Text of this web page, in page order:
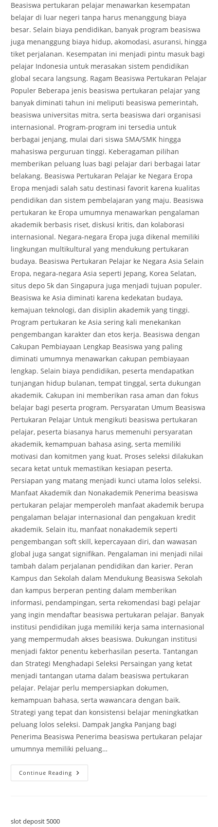
Beasiswa pertukaran pelajar menawarkan kesempatan
belajar di luar negeri tanpa harus menanggung biaya
besar. Selain biaya pendidikan, banyak program beasiswa
juga menanggung biaya hidup, akomodasi, asuransi, hingga
tiket perjalanan. Kesempatan ini menjadi pintu masuk bagi
pelajar Indonesia untuk merasakan sistem pendidikan
global secara langsung. Ragam Beasiswa Pertukaran Pelajar
Populer Beberapa jenis beasiswa pertukaran pelajar yang
banyak diminati tahun ini meliputi beasiswa pemerintah,
beasiswa universitas mitra, serta beasiswa dari organisasi
internasional. Program-program ini tersedia untuk
berbagai jenjang, mulai dari siswa SMA/SMK hingga
mahasiswa perguruan tinggi. Keberagaman pilihan
memberikan peluang luas bagi pelajar dari berbagai latar
belakang. Beasiswa Pertukaran Pelajar ke Negara Eropa
Eropa menjadi salah satu destinasi favorit karena kualitas
pendidikan dan sistem pembelajaran yang maju. Beasiswa
pertukaran ke Eropa umumnya menawarkan pengalaman
akademik berbasis riset, diskusi kritis, dan kolaborasi
internasional. Negara-negara Eropa juga dikenal memiliki
lingkungan multikultural yang mendukung pertukaran
budaya. Beasiswa Pertukaran Pelajar ke Negara Asia Selain
Eropa, negara-negara Asia seperti Jepang, Korea Selatan,
situs depo 5k dan Singapura juga menjadi tujuan populer.
Beasiswa ke Asia diminati karena kedekatan budaya,
kemajuan teknologi, dan disiplin akademik yang tinggi.
Program pertukaran ke Asia sering kali menekankan
pengembangan karakter dan etos kerja. Beasiswa dengan
Cakupan Pembiayaan Lengkap Beasiswa yang paling
diminati umumnya menawarkan cakupan pembiayaan
lengkap. Selain biaya pendidikan, peserta mendapatkan
tunjangan hidup bulanan, tempat tinggal, serta dukungan
akademik. Cakupan ini memberikan rasa aman dan fokus
belajar bagi peserta program. Persyaratan Umum Beasiswa
Pertukaran Pelajar Untuk mengikuti beasiswa pertukaran
pelajar, peserta biasanya harus memenuhi persyaratan
akademik, kemampuan bahasa asing, serta memiliki
motivasi dan komitmen yang kuat. Proses seleksi dilakukan
secara ketat untuk memastikan kesiapan peserta.
Persiapan yang matang menjadi kunci utama lolos seleksi.
Manfaat Akademik dan Nonakademik Penerima beasiswa
pertukaran pelajar memperoleh manfaat akademik berupa
pengalaman belajar internasional dan pengakuan kredit
akademik. Selain itu, manfaat nonakademik seperti
pengembangan soft skill, kepercayaan diri, dan wawasan
global juga sangat signifikan. Pengalaman ini menjadi nilai
tambah dalam perjalanan pendidikan dan karier. Peran
Kampus dan Sekolah dalam Mendukung Beasiswa Sekolah
dan kampus berperan penting dalam memberikan
informasi, pendampingan, serta rekomendasi bagi pelajar
yang ingin mendaftar beasiswa pertukaran pelajar. Banyak
institusi pendidikan juga memiliki kerja sama internasional
yang mempermudah akses beasiswa. Dukungan institusi
menjadi faktor penentu keberhasilan peserta. Tantangan
dan Strategi Menghadapi Seleksi Persaingan yang ketat
menjadi tantangan utama dalam beasiswa pertukaran
pelajar. Pelajar perlu mempersiapkan dokumen,
kemampuan bahasa, serta wawancara dengan baik.
Strategi yang tepat dan konsistensi belajar meningkatkan
peluang lolos seleksi. Dampak Jangka Panjang bagi
Penerima Beasiswa Penerima beasiswa pertukaran pelajar
umumnya memiliki peluang…
Continue Reading Beasiswa
Pertukaran
slot deposit 5000